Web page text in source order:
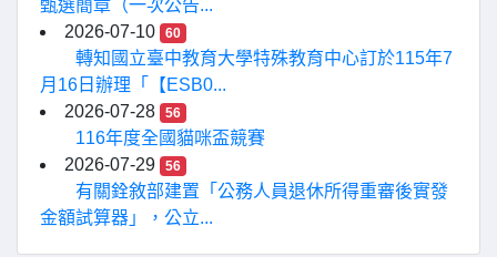
甄選簡章（一次公告...
2026-07-10
60
轉知國立臺中教育大學特殊教育中心訂於115年7
月16日辦理「【ESB0...
2026-07-28
56
116年度全國貓咪盃競賽
2026-07-29
56
有關銓敘部建置「公務人員退休所得重審後實發
金額試算器」，公立...